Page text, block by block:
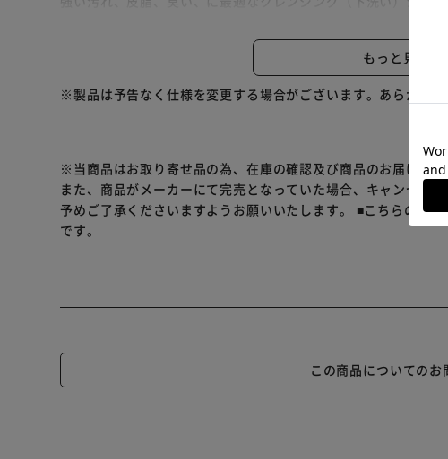
皮脂汚れを溶解し、肌に保湿をたっぷり与えるクレンジングオ
もっと見る
※製品は予告なく仕様を変更する場合がございます。あらかじめ
※当商品はお取り寄せ品の為、在庫の確認及び商品のお届けまで
また、商品がメーカーにて完売となっていた場合、キャンセル
予めご了承くださいますようお願いいたします。 ■こちらの商
です。
この商品についてのお